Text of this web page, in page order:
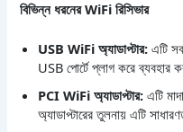
বিভিন্ন ধরনের WiFi রিসিভার
USB WiFi অ্যাডাপ্টার: এটি
USB পোর্টে প্লাগ করে ব্যবহার
PCI WiFi অ্যাডাপ্টার: এটি
অ্যাডাপ্টারের তুলনায় এটি